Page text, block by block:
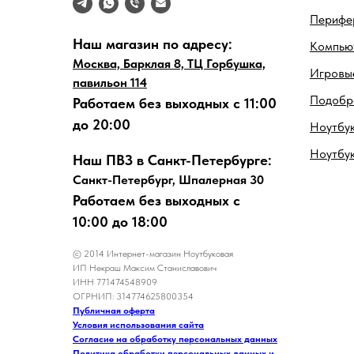
Наш магазин по адресу:
Москва, Барклая 8, ТЦ Горбушка,
павильон 114
Работаем без выходных с 11:00
до 20:00
Наш ПВЗ в Санкт-Петербурге:
Санкт-Петербург, Шпалерная 30
Работаем без выходных с
10:00 до 18:00
© 2014 Интернет-магазин Ноутбуковая
ИП Некраш Максим Станиславович
ИНН 771474548909
ОГРНИП: 314774625800354
Публичная оферта
Условия использования сайта
Согласие на обработку персональных данных